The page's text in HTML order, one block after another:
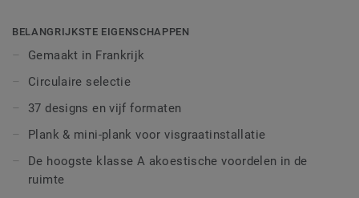
ontworpen door Tarketts eigen ontwerpstudio en kunnen
werkruimten te creëren via functionele zonering, kleurrijke
paden en overgangsruimten met persoonlijkheid.
Daarnaast zorgt de Carpet Match voor een naadloze
integratie met DESSO-tapijt dankzij de vergelijkbare hoogte
van de tegels, die samen warmte en tactiliteit brengen in
harmonieuze, karaktervolle werkplekken.
BELANGRIJKSTE EIGENSCHAPPEN
Gemaakt in Frankrijk
Circulaire selectie
37 designs en vijf formaten
Plank & mini-plank voor visgraatinstallatie
De hoogste klasse A akoestische voordelen in de
ruimte